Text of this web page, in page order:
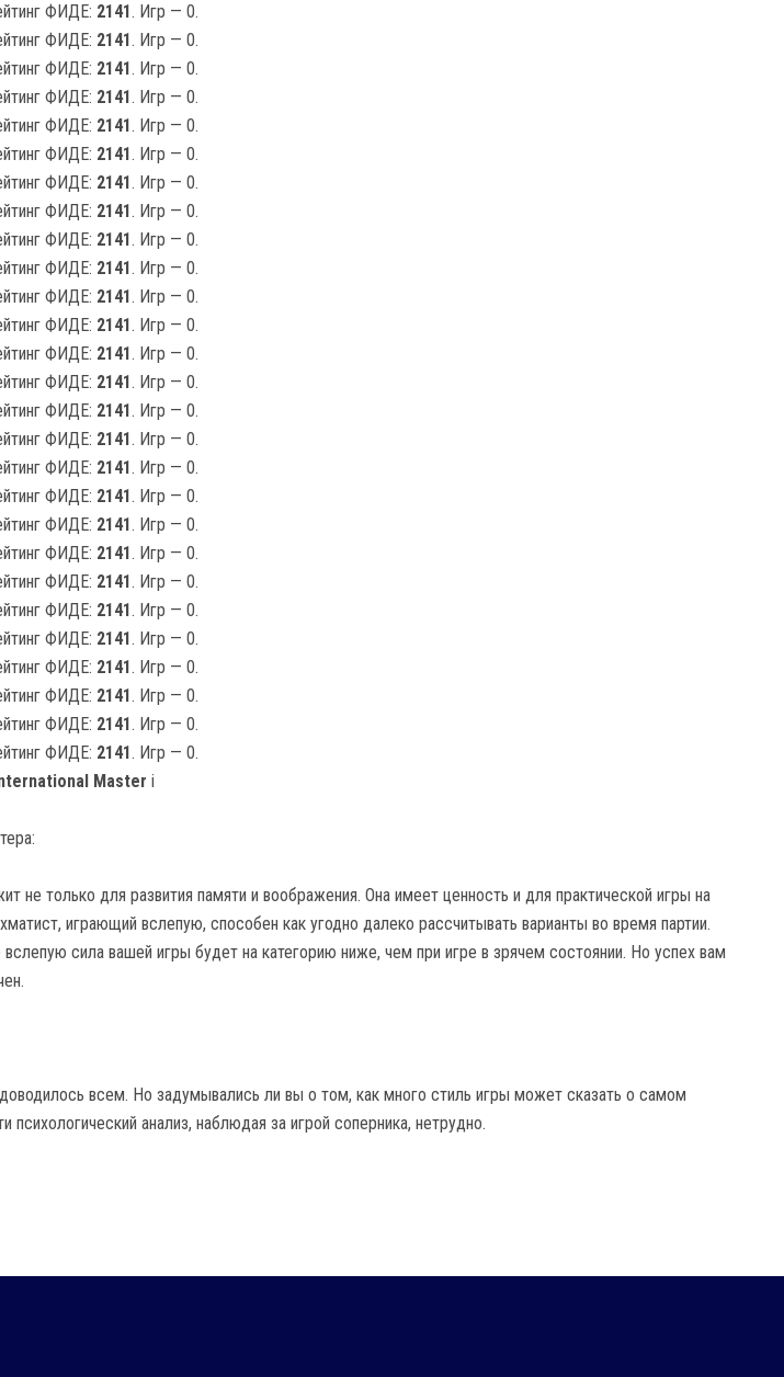
ФИДЕ: 2141. Игр — 0.
ФИДЕ: 2141. Игр — 0.
ФИДЕ: 2141. Игр — 0.
ФИДЕ: 2141. Игр — 0.
ФИДЕ: 2141. Игр — 0.
ФИДЕ: 2141. Игр — 0.
ФИДЕ: 2141. Игр — 0.
ФИДЕ: 2141. Игр — 0.
ФИДЕ: 2141. Игр — 0.
ФИДЕ: 2141. Игр — 0.
ФИДЕ: 2141. Игр — 0.
ФИДЕ: 2141. Игр — 0.
ФИДЕ: 2141. Игр — 0.
ФИДЕ: 2141. Игр — 0.
ФИДЕ: 2141. Игр — 0.
ФИДЕ: 2141. Игр — 0.
ФИДЕ: 2141. Игр — 0.
ФИДЕ: 2141. Игр — 0.
ФИДЕ: 2141. Игр — 0.
ФИДЕ: 2141. Игр — 0.
ФИДЕ: 2141. Игр — 0.
ФИДЕ: 2141. Игр — 0.
ФИДЕ: 2141. Игр — 0.
ФИДЕ: 2141. Игр — 0.
ФИДЕ: 2141. Игр — 0.
ФИДЕ: 2141. Игр — 0.
ФИДЕ: 2141. Игр — 0.
Master i
не только для развития памяти и воображения. Она имеет ценность и для практической игры на
играющий вслепую, способен как угодно далеко рассчитывать варианты во время партии.
вслепую сила вашей игры будет на категорию ниже, чем при игре в зрячем состоянии. Но успех вам
всем. Но задумывались ли вы о том, как много стиль игры может сказать о самом
психологический анализ, наблюдая за игрой соперника, нетрудно.